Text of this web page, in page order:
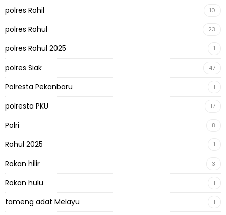
polres Rohil 10
polres Rohul 23
polres Rohul 2025 1
polres Siak 47
Polresta Pekanbaru 1
polresta PKU 17
Polri 8
Rohul 2025 1
Rokan hilir 3
Rokan hulu 1
tameng adat Melayu 1